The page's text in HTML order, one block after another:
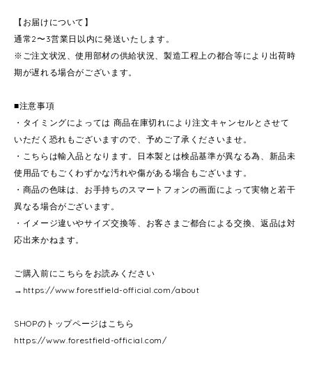
【お届けについて】
通常2〜3営業日以内に発送いたします。
※ご注文状況、使用部材の供給状況、製造工程上の都合等により出荷時
期が遅れる場合がございます。
■注意事項
・タイミングによっては 商品在庫切れにより注文キャンセルとさせて
いただく恐れもございますので、予めご了承くださいませ。
・こちらは輸入品となります。日本製とは検品基準が異なる為、新品未
使用品でもごくわずかな汚れや傷がある場合もございます。
・商品の色味は、お手持ちのスマートフォンの画面によって実物と若干
異なる場合がございます。
・イメージ違いやサイズ交換等、お客さまご都合による交換、返品は対
応出来かねます。
ご購入前にこちらをお読みください
→ https://www.forestfield-official.com/about
SHOPのトップページはこちら
https://www.forestfield-official.com/